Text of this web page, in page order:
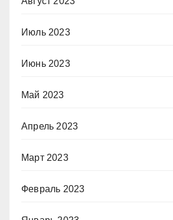
Июль 2023
Июнь 2023
Май 2023
Апрель 2023
Март 2023
Февраль 2023